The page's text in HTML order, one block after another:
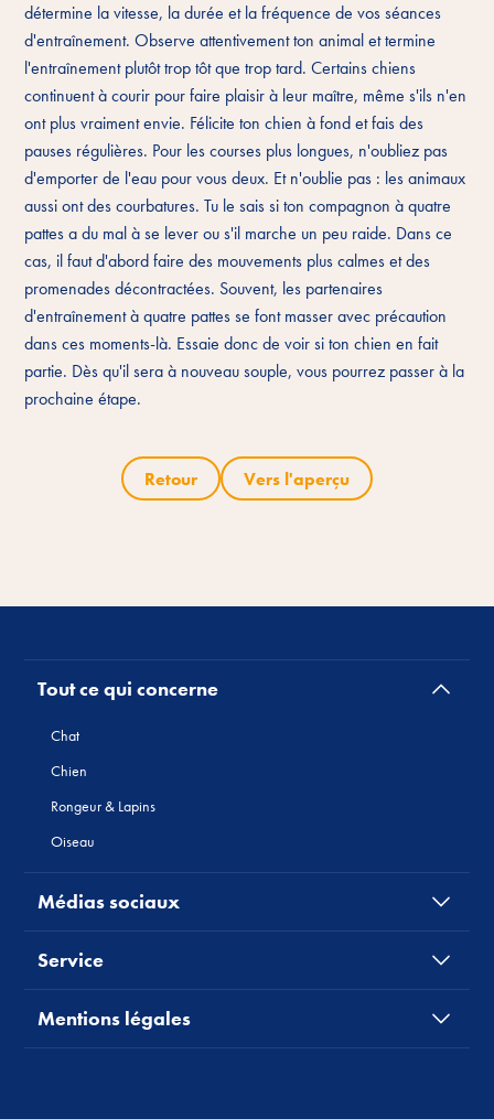
détermine la vitesse, la durée et la fréquence de vos séances
d'entraînement. Observe attentivement ton animal et termine
l'entraînement plutôt trop tôt que trop tard. Certains chiens
continuent à courir pour faire plaisir à leur maître, même s'ils n'en
ont plus vraiment envie. Félicite ton chien à fond et fais des
pauses régulières. Pour les courses plus longues, n'oubliez pas
d'emporter de l'eau pour vous deux. Et n'oublie pas : les animaux
aussi ont des courbatures. Tu le sais si ton compagnon à quatre
pattes a du mal à se lever ou s'il marche un peu raide. Dans ce
cas, il faut d'abord faire des mouvements plus calmes et des
promenades décontractées. Souvent, les partenaires
d'entraînement à quatre pattes se font masser avec précaution
dans ces moments-là. Essaie donc de voir si ton chien en fait
partie. Dès qu'il sera à nouveau souple, vous pourrez passer à la
prochaine étape.
Retour Vers l'aperçu
Tout ce qui concerne
Chat
Chien
Rongeur & Lapins
Oiseau
Médias sociaux
Service
Mentions légales